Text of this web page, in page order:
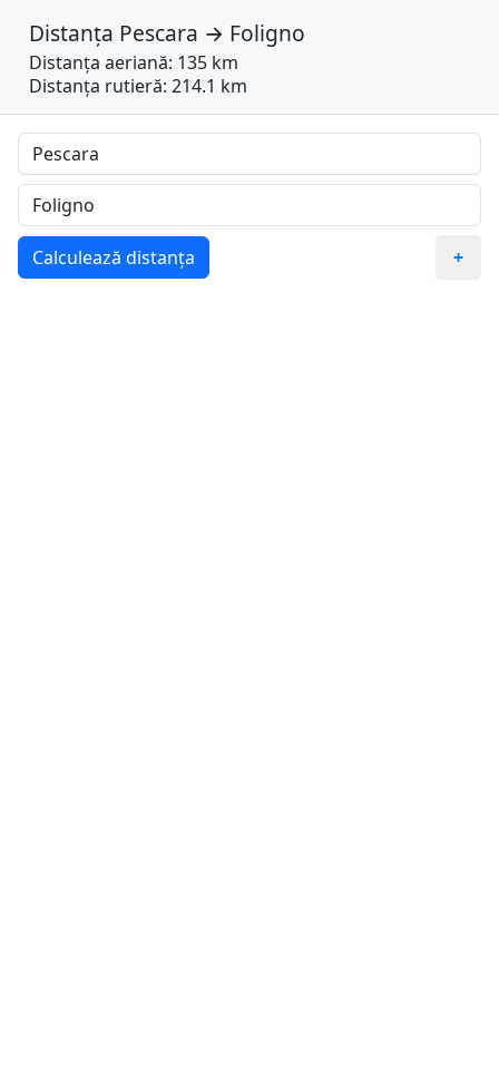
Distanța Pescara → Foligno
Distanța aeriană: 135 km
Distanța rutieră: 214.1 km
Calculează distanța +